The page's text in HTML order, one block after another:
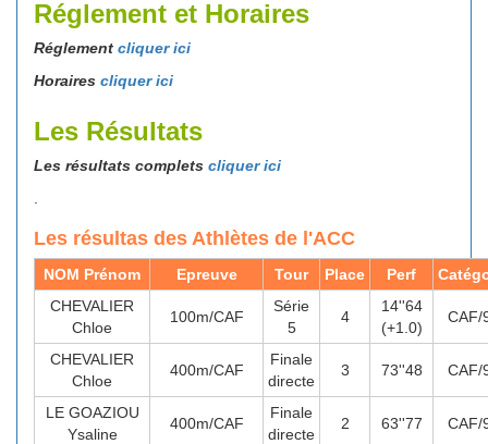
Réglement et Horaires
Réglement cliquer ici
Horaires cliquer ici
Les Résultats
Les résultats complets cliquer ici
Les résultas des Athlètes de l'ACC
NOM Prénom Epreuve Tour Place Perf
CHEVALIER
Chloe
100m/CAF
Série
5
4
14''64
(+1.0)
CAF/
CHEVALIER
Chloe
400m/CAF
Finale
directe
3 73''48 CAF/
LE GOAZIOU
Ysaline
400m/CAF
Finale
directe
2 63''77 CAF/